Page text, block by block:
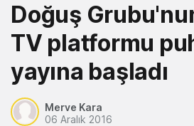
Doğuş
TV platformu
yayına başladı
Merve Kara
06 Aralık 2016